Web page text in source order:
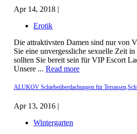
Apr 14, 2018 |
Erotik
Die attraktivsten Damen sind nur von
Sie eine unvergessliche sexuelle Zeit
sollten Sie bereit sein für VIP Escort
Unsere ... Read more
ALUKOV Schiebeüberdachungen für
Apr 13, 2016 |
Wintergarten